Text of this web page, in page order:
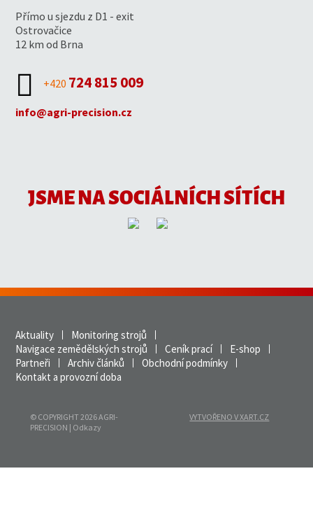
Mobil:+420 720 860 749
Přímo u sjezdu z D1 - exit
Ostrovačice
12 km od Brna
+420 724 815 009
info@agri-precision.cz
JSME NA SOCIÁLNÍCH SÍTÍCH
Aktuality
Monitoring strojů
Navigace zemědělských strojů
Ceník prací
E-shop
Partneři
Archiv článků
Obchodní podmínky
Kontakt a provozní doba
© COPYRIGHT 2026 AGRI-
PRECISION | Odkazy
VYTVOŘENO V XART.CZ